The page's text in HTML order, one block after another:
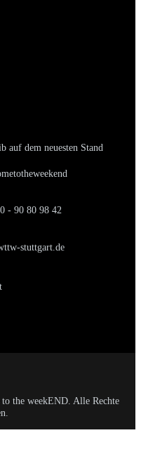
dem neuesten Stand
- 90 80 98 42
stuttgart.de
the weekEND. Alle Rechte